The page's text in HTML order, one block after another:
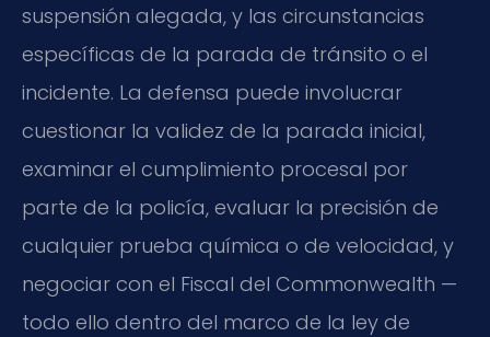
suspensión alegada, y las circunstancias
específicas de la parada de tránsito o el
incidente. La defensa puede involucrar
cuestionar la validez de la parada inicial,
examinar el cumplimiento procesal por
parte de la policía, evaluar la precisión de
cualquier prueba química o de velocidad, y
negociar con el Fiscal del Commonwealth —
todo ello dentro del marco de la ley de